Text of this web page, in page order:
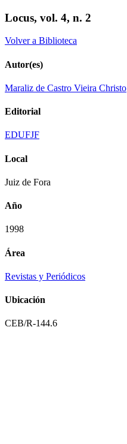
Locus, vol. 4, n. 2
Volver a Biblioteca
Autor(es)
Maraliz de Castro Vieira Christo
Editorial
EDUFJF
Local
Juiz de Fora
Año
1998
Área
Revistas y Periódicos
Ubicación
CEB/R-144.6